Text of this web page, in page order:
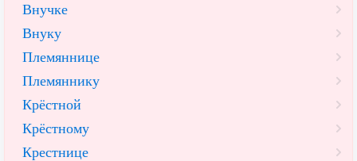
Внучке
Внуку
Племяннице
Племяннику
Крёстной
Крёстному
Крестнице